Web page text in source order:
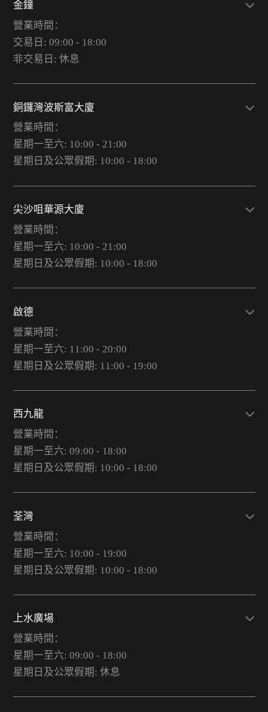
金鐘
營業時間：
交易日: 09:00 - 18:00
非交易日: 休息
銅鑼灣波斯富大廈
營業時間：
星期一至六: 10:00 - 21:00
星期日及公眾假期: 10:00 - 18:00
尖沙咀華源大廈
營業時間：
星期一至六: 10:00 - 21:00
星期日及公眾假期: 10:00 - 18:00
啟德
營業時間：
星期一至六: 11:00 - 20:00
星期日及公眾假期: 11:00 - 19:00
西九龍
營業時間：
星期一至六: 09:00 - 18:00
星期日及公眾假期: 10:00 - 18:00
荃灣
營業時間：
星期一至六: 10:00 - 19:00
星期日及公眾假期: 10:00 - 18:00
上水廣場
營業時間：
星期一至六: 09:00 - 18:00
星期日及公眾假期: 休息